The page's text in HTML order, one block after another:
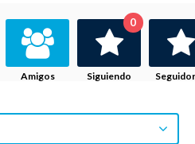
Amigos Siguiendo
0